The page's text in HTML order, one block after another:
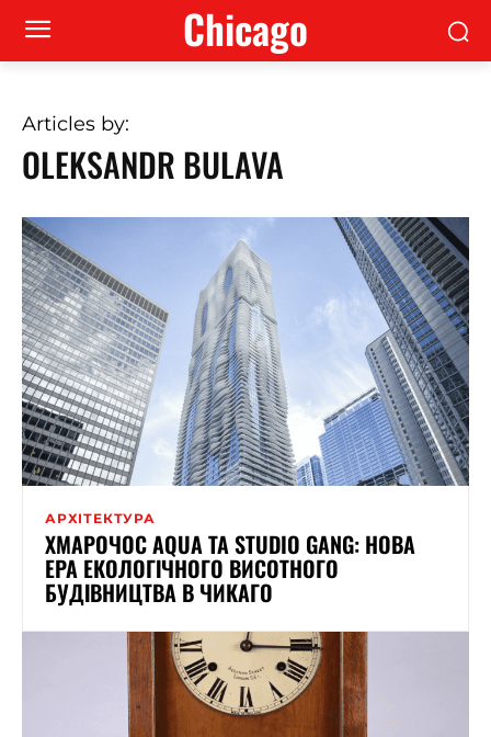
Сhicago
Articles by:
OLEKSANDR BULAVA
АРХІТЕКТУРА
ХМАРОЧОС AQUA ТА STUDIO GANG: НОВА
ЕРА ЕКОЛОГІЧНОГО ВИСОТНОГО
БУДІВНИЦТВА В ЧИКАГО